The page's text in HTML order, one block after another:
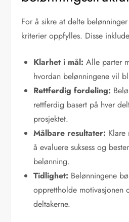
For å sikre at delte
kriterier oppfylles. Disse
Klarhet i mål: Alle parter
hvordan belønningene vil
Rettferdig fordeling:
rettferdig basert på hver
prosjektet.
Målbare resultater: Klare
å evaluere suksess og
belønning.
Tidlighet: Belønningene
opprettholde motivasjonen
deltakerne.